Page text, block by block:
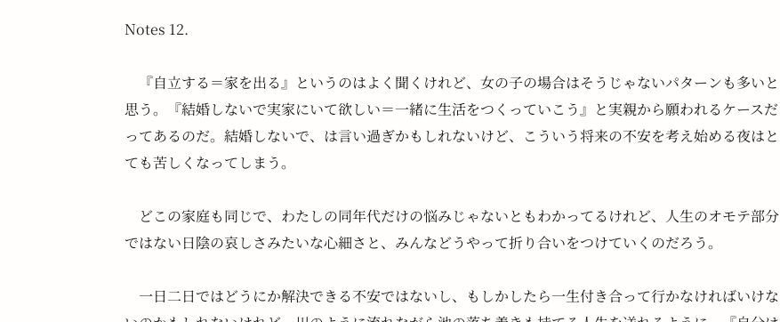
Notes 12.
『自立する＝家を出る』というのはよく聞くけれど、女の子の場合はそうじゃないパターンも多いと
思う。『結婚しないで実家にいて欲しい＝一緒に生活をつくっていこう』と実親から願われるケースだ
ってあるのだ。結婚しないで、は言い過ぎかもしれないけど、こういう将来の不安を考え始める夜はと
ても苦しくなってしまう。
どこの家庭も同じで、わたしの同年代だけの悩みじゃないともわかってるけれど、人生のオモテ部分
ではない日陰の哀しさみたいな心細さと、みんなどうやって折り合いをつけていくのだろう。
一日二日ではどうにか解決できる不安ではないし、もしかしたら一生付き合って行かなければいけな